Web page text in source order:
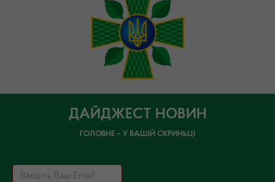
ДАЙДЖЕСТ НОВИН
ГОЛОВНЕ – У ВАШІЙ СКРИНЬЦІ